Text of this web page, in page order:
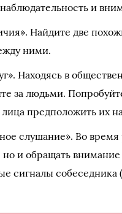
и
Найдите две
ними.
Находясь в
за людьми.
предположить их
слушание». Во время
и обращать
сигналы